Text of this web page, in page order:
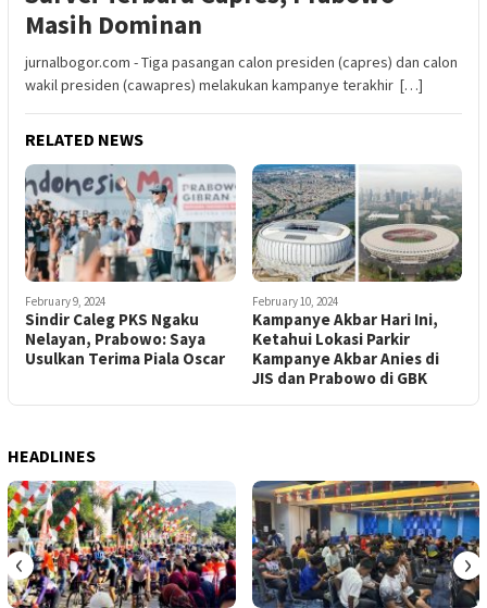
Masih Dominan
jurnalbogor.com - Tiga pasangan calon presiden (capres) dan calon
wakil presiden (cawapres) melakukan kampanye terakhir […]
RELATED NEWS
February 9, 2024
Sindir Caleg PKS Ngaku
Nelayan, Prabowo: Saya
Usulkan Terima Piala Oscar
February 10, 2024
Kampanye Akbar Hari Ini,
Ketahui Lokasi Parkir
Kampanye Akbar Anies di
JIS dan Prabowo di GBK
HEADLINES
‹ ›